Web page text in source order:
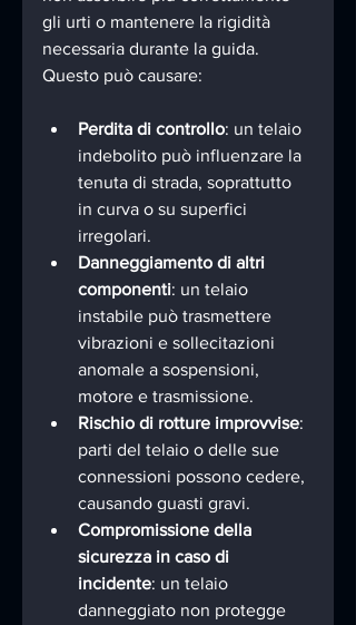
gli urti o mantenere la rigidità
necessaria durante la guida.
Questo può causare:
Perdita di controllo: un telaio
indebolito può influenzare la
tenuta di strada, soprattutto
in curva o su superfici
irregolari.
Danneggiamento di altri
componenti: un telaio
instabile può trasmettere
vibrazioni e sollecitazioni
anomale a sospensioni,
motore e trasmissione.
Rischio di rotture improvvise:
parti del telaio o delle sue
connessioni possono cedere,
causando guasti gravi.
Compromissione della
sicurezza in caso di
incidente: un telaio
danneggiato non protegge